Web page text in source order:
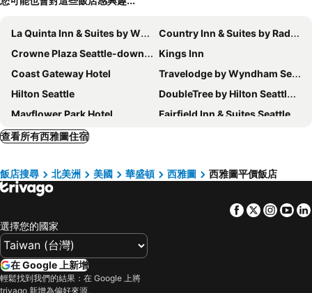
La Quinta Inn & Suites by Wyndham Seattle Downtown
Country Inn & Suites by Radisson, Seattle-Tacoma International Airport, WA
Crowne Plaza Seattle-downtown By Ihg
Kings Inn
Coast Gateway Hotel
Travelodge by Wyndham Seattle By The Space Needle
Hilton Seattle
DoubleTree by Hilton Seattle Airport
Mayflower Park Hotel
Fairfield Inn & Suites Seattle Downtown/Seattle Center
Comfort Suites Airport Tukwila Seattle
Hotel Max
Hyatt Place Seattle Downtown
Ramada by Wyndham Tukwila Southcenter
Four Points by Sheraton Downtown Seattle Center
Red Roof Inn Seattle Airport - SEATAC
Executive Hotel Pacific
Hyatt Regency Seattle
查看所有西雅圖住宿
飯店搜尋 北美洲 美國 華盛頓 西雅圖 西雅圖平價飯店
Facebook
Twitter
選擇您的國家
在 Google 上新增
輕鬆找到我們的結果：在 Google 上將
trivago 新增為偏好來源。